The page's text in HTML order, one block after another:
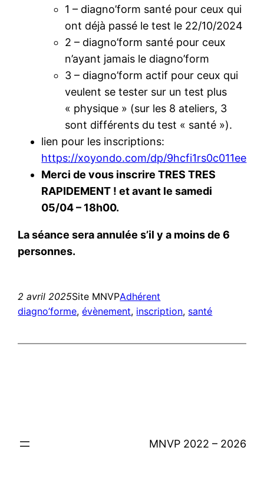
1 – diagno’form santé pour ceux qui
ont déjà passé le test le 22/10/2024
2 – diagno’form santé pour ceux
n’ayant jamais le diagno’form
3 – diagno’form actif pour ceux qui
veulent se tester sur un test plus
« physique » (sur les 8 ateliers, 3
sont différents du test « santé »).
lien pour les inscriptions:
https://xoyondo.com/dp/9hcfi1rs0c011ee
Merci de vous inscrireTRES TRES
RAPIDEMENT !et avant le samedi
05/04 – 18h00.
La séance sera annulée s’il y a moins de 6
personnes.
2 avril 2025Site MNVPAdhérent
diagno’forme, évènement, inscription, santé
MNVP 2022 – 2026